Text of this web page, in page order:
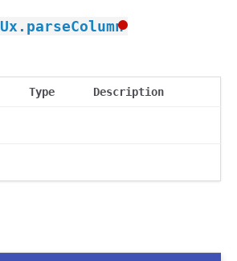
Ux.parseColumn
Type Description